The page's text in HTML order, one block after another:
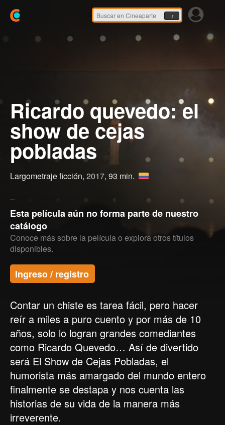
Ir
Ricardo quevedo: el
show de cejas
pobladas
Largometraje ficción, 2017, 93 min.
Esta película aún no forma parte de nuestro
catálogo
Conoce más sobre la película o explora otros títulos
disponibles.
Ingreso / registro
Contar un chiste es tarea fácil, pero hacer
reír a miles a puro cuento y por más de 10
años, solo lo logran grandes comediantes
como Ricardo Quevedo… Así de divertido
será El Show de Cejas Pobladas, el
humorista más amargado del mundo entero
finalmente se destapa y nos cuenta las
historias de su vida de la manera más
irreverente.